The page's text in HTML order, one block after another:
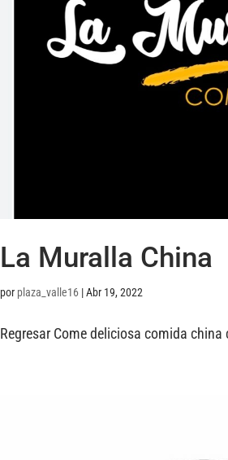
La Muralla China
por plaza_valle16|Abr 19, 2022
Regresar Come deliciosa comida